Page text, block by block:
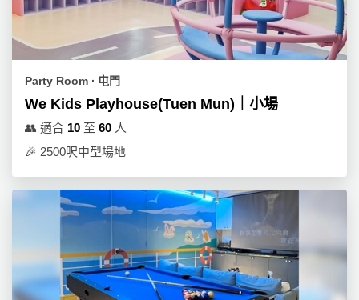
Party Room ∙ 屯門
We Kids Playhouse(Tuen Mun)｜小場
👥 適合 10 至 60 人
🎉 2500呎中型場地